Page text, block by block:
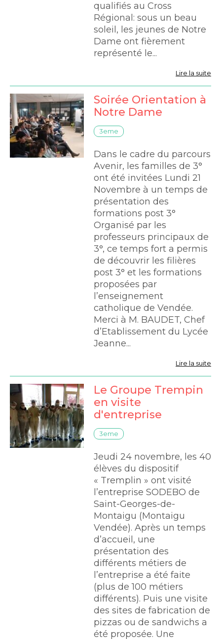
qualifiés au Cross
Régional: sous un beau
soleil, les jeunes de Notre
Dame ont fièrement
représenté le...
Lire la suite
Soirée Orientation à
Notre Dame
3eme
Dans le cadre du parcours
Avenir, les familles de 3°
ont été invitées Lundi 21
Novembre à un temps de
présentation des
formations post 3°
Organisé par les
professeurs principaux de
3°, ce temps fort a permis
de découvrir les filières
post 3° et les formations
proposées par
l’enseignement
catholique de Vendée.
Merci à M. BAUDET, Chef
d’Etablissement du Lycée
Jeanne...
Lire la suite
Le Groupe Trempin
en visite
d'entreprise
3eme
Jeudi 24 novembre, les 40
élèves du dispositif
« Tremplin » ont visité
l’entreprise SODEBO de
Saint-Georges-de-
Montaigu (Montaigu
Vendée). Après un temps
d’accueil, une
présentation des
différents métiers de
l’entreprise a été faite
(plus de 100 métiers
différents). Puis une visite
des sites de fabrication de
pizzas ou de sandwichs a
été proposée. Une